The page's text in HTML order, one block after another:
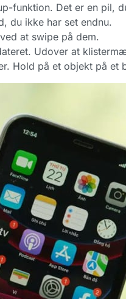
funktion. Det er en pil,
du ikke har set endnu.
at swipe på dem.
Udover at
Hold på et objekt på et